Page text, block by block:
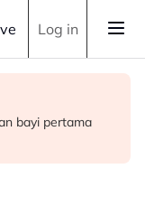
Log in
melalui
idam lakukan
bayi pertama